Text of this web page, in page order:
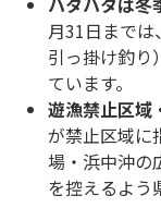
月31日まで
引っ掛け釣り
ています。
遊漁禁止区域
が禁止区域に
場・浜中沖の
を控えるよう